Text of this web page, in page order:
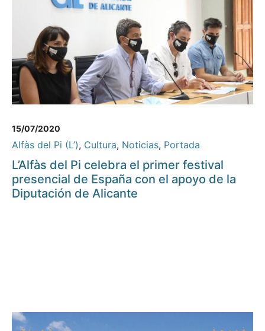
15/07/2020
Alfàs del Pi (L’), Cultura, Noticias, Portada
L’Alfàs del Pi celebra el primer festival
presencial de España con el apoyo de la
Diputación de Alicante